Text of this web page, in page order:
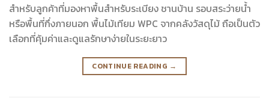
สำหรับลูกค้าที่มองหาพื้นสำหรับระเบียง ชานบ้าน รอบสระว่ายน้ำ
หรือพื้นที่กึ่งภายนอก พื้นไม้เทียม WPC จากคลังวัสดุไม้ ถือเป็นตัว
เลือกที่คุ้มค่าและดูแลรักษาง่ายในระยะยาว
CONTINUE READING →